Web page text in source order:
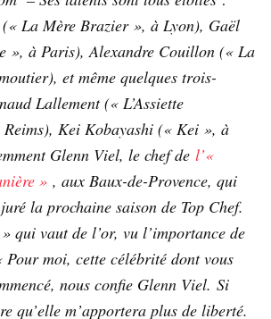
La Mère Brazier », à Lyon), Gaël
», à Paris), Alexandre Couillon (« La
et même quelques trois-
Lallement (« L’Assiette
Reims), Kei Kobayashi (« Kei », à
Glenn Viel, le chef de l’«
» , aux Baux-de-Provence, qui
la prochaine saison de Top Chef.
qui vaut de l’or, vu l’importance de
moi, cette célébrité dont vous
nous confie Glenn Viel. Si
qu’elle m’apportera plus de liberté.